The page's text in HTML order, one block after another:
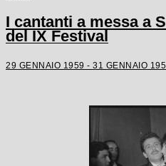
I cantanti a messa a
del IX Festival
29 GENNAIO 1959 - 31 GENNAIO